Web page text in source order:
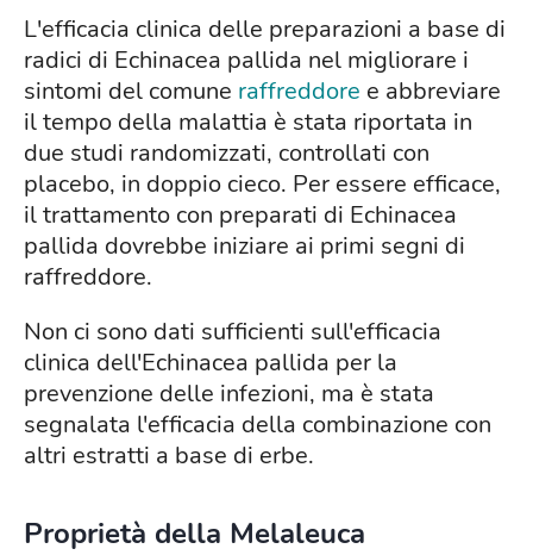
L'efficacia clinica delle preparazioni a base di
radici di Echinacea pallida nel migliorare i
sintomi del comune raffreddore e abbreviare
il tempo della malattia è stata riportata in
due studi randomizzati, controllati con
placebo, in doppio cieco. Per essere efficace,
il trattamento con preparati di Echinacea
pallida dovrebbe iniziare ai primi segni di
raffreddore.
Non ci sono dati sufficienti sull'efficacia
clinica dell'Echinacea pallida per la
prevenzione delle infezioni, ma è stata
segnalata l'efficacia della combinazione con
altri estratti a base di erbe.
Proprietà della Melaleuca